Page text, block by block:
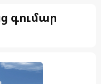
գումար